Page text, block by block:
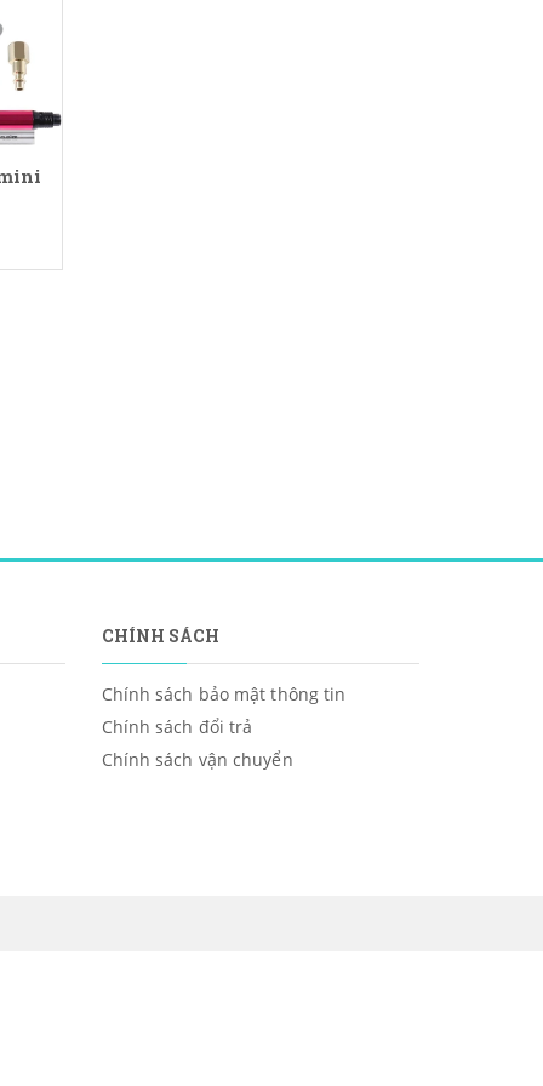
CHÍNH SÁCH
Chính sách bảo mật thông tin
Chính sách đổi trả
Chính sách vận chuyển